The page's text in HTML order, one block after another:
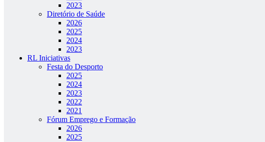
2023
Diretório de Saúde
2026
2025
2024
2023
RL Iniciativas
Festa do Desporto
2025
2024
2023
2022
2021
Fórum Emprego e Formação
2026
2025